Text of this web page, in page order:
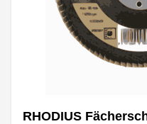
RHODIUS